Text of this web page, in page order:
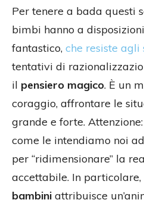
Per tenere a bada questi
bimbi hanno a
fantastico, che resiste agli
tentativi di
il pensiero magico. È un
coraggio, affrontare le
grande e forte.
come le intendiamo noi
per “ridimensionare” la
accettabile. In particolare,
bambini attribuisce